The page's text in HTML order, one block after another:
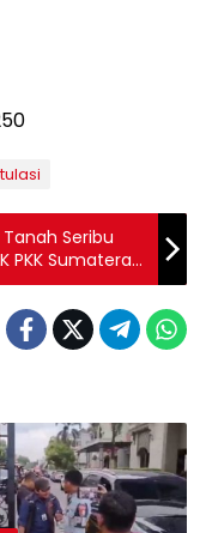
Seribu
PKK Sumatera